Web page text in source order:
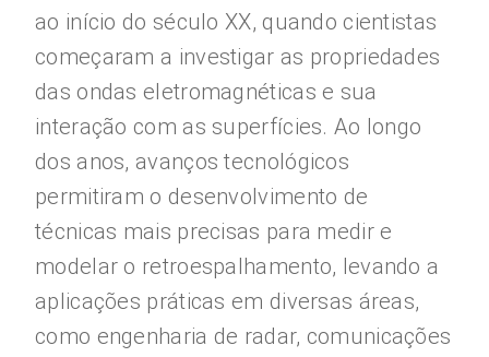
ao início do século XX, quando cientistas
começaram a investigar as propriedades
das ondas eletromagnéticas e sua
interação com as superfícies. Ao longo
dos anos, avanços tecnológicos
permitiram o desenvolvimento de
técnicas mais precisas para medir e
modelar o retroespalhamento, levando a
aplicações práticas em diversas áreas,
como engenharia de radar, comunicações